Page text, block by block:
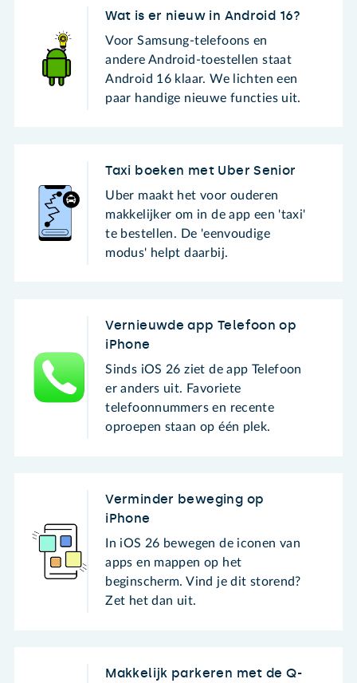
Wat is er nieuw in Android 16?
Voor Samsung-telefoons en
andere Android-toestellen staat
Android 16 klaar. We lichten een
paar handige nieuwe functies uit.
Taxi boeken met Uber Senior
Uber maakt het voor ouderen
makkelijker om in de app een 'taxi'
te bestellen. De 'eenvoudige
modus' helpt daarbij.
Vernieuwde app Telefoon op
iPhone
Sinds iOS 26 ziet de app Telefoon
er anders uit. Favoriete
telefoonnummers en recente
oproepen staan op één plek.
Verminder beweging op
iPhone
In iOS 26 bewegen de iconen van
apps en mappen op het
beginscherm. Vind je dit storend?
Zet het dan uit.
Makkelijk parkeren met de Q-